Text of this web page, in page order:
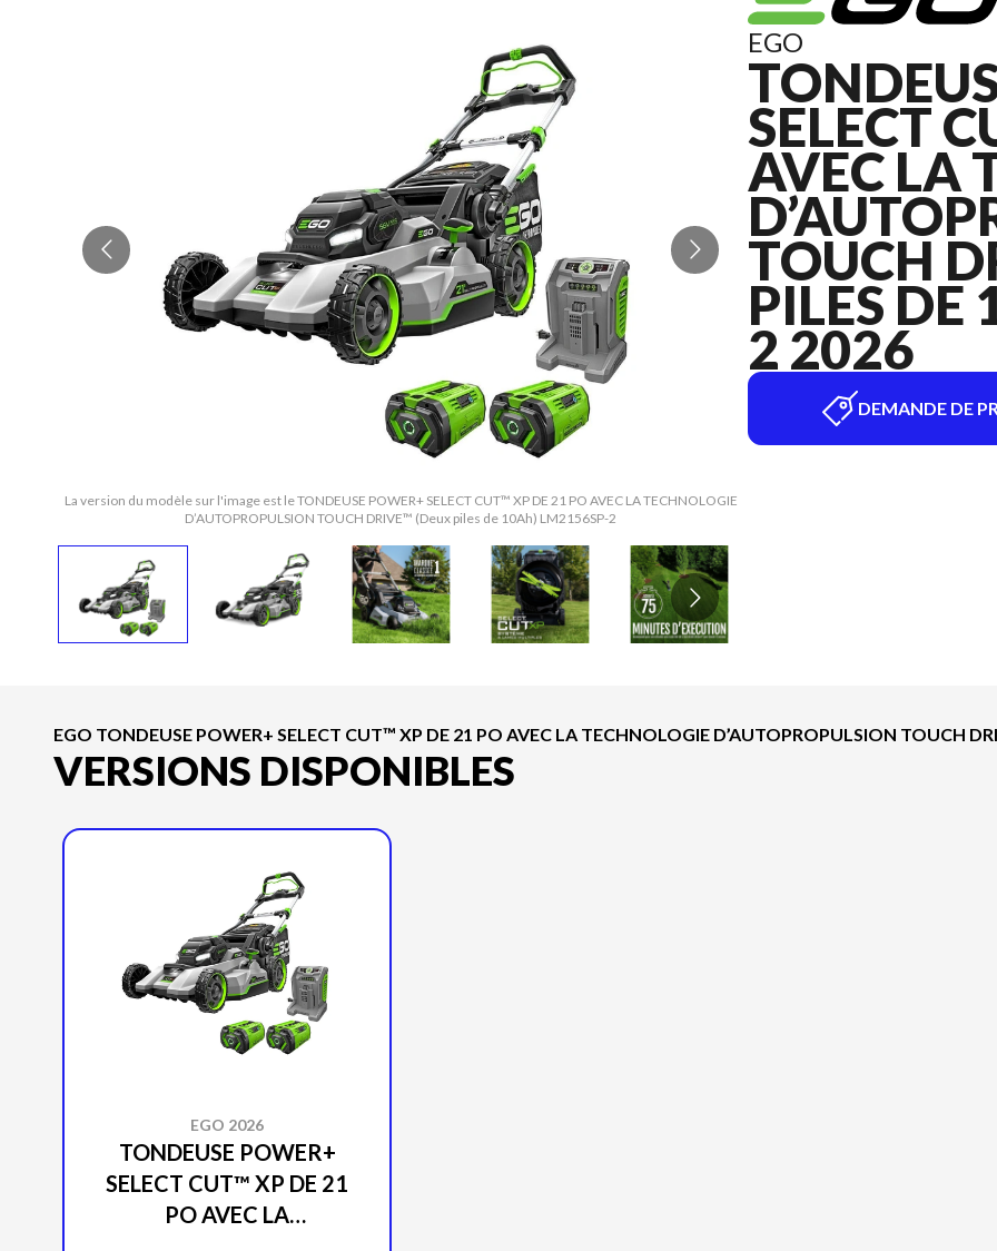
La version du modèle sur l'image est le TONDEUSE POWER+ SELECT CUT™ XP DE 21 PO AVEC LA TECHNOLOGIE
D’AUTOPROPULSION TOUCH DRIVE™ (Deux piles de 10Ah) LM2156SP-2
EGO
SELECT
AVEC LA
TOUCH
PILES
2 2026
DEMANDE DE
EGO TONDEUSE POWER+ SELECT CUT™ XP DE 21 PO AVEC LA TECHNOLOGIE D’AUTOPROPULSION TOUCH
VERSIONS DISPONIBLES
EGO 2026
TONDEUSE POWER+
SELECT CUT™ XP DE 21
PO AVEC LA